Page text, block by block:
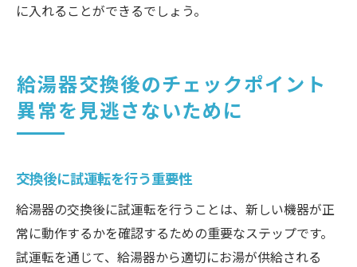
に入れることができるでしょう。
給湯器交換後のチェックポイント
異常を見逃さないために
交換後に試運転を行う重要性
給湯器の交換後に試運転を行うことは、新しい機器が正
常に動作するかを確認するための重要なステップです。
試運転を通じて、給湯器から適切にお湯が供給される